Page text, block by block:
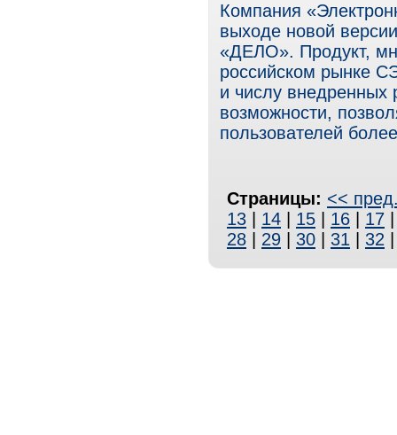
Компания
выходе новой
«ДЕЛО». Продукт,
российском рынке
и числу внедренных
возможности,
пользователей
Страницы: <<
13
14 15 16 17
28
29 30 31 32